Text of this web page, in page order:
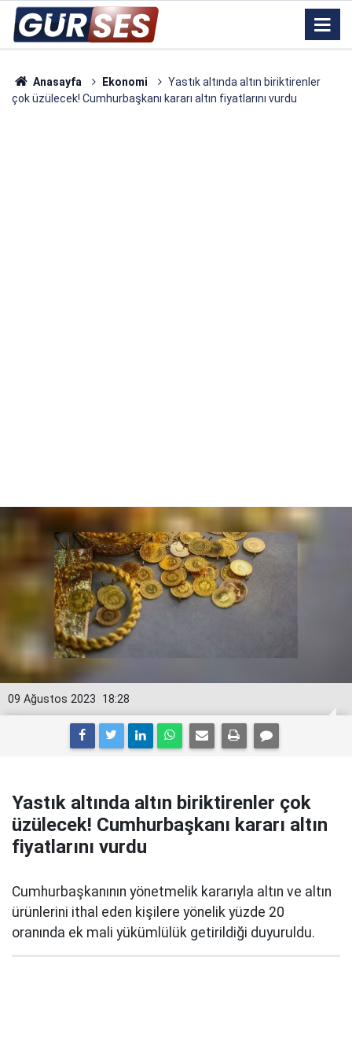
Anasayfa Ekonomi
Yastık altında altın biriktirenler
çok üzülecek! Cumhurbaşkanı kararı altın fiyatlarını vurdu
18:28
09 Ağustos 2023
Yastık altında altın biriktirenler çok
üzülecek! Cumhurbaşkanı kararı altın
fiyatlarını vurdu
Cumhurbaşkanının yönetmelik kararıyla altın ve altın
ürünlerini ithal eden kişilere yönelik yüzde 20
oranında ek mali yükümlülük getirildiği duyuruldu.